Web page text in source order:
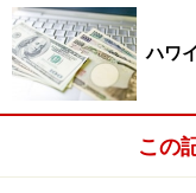
ハワ
この